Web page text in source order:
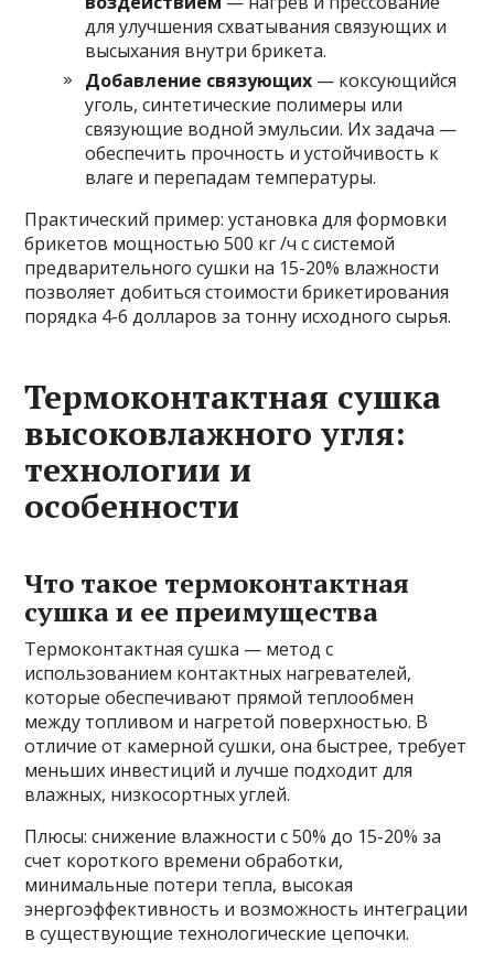
для улучшения схватывания связующих и
высыхания внутри брикета.
Добавление связующих — коксующийся
уголь, синтетические полимеры или
связующие водной эмульсии. Их задача —
обеспечить прочность и устойчивость к
влаге и перепадам температуры.
Практический пример: установка для формовки
брикетов мощностью 500 кг /ч с системой
предварительного сушки на 15-20% влажности
позволяет добиться стоимости брикетирования
порядка 4-6 долларов за тонну исходного сырья.
Термоконтактная сушка
высоковлажного угля:
технологии и
особенности
Что такое термоконтактная
сушка и ее преимущества
Термоконтактная сушка — метод с
использованием контактных нагревателей,
которые обеспечивают прямой теплообмен
между топливом и нагретой поверхностью. В
отличие от камерной сушки, она быстрее, требует
меньших инвестиций и лучше подходит для
влажных, низкосортных углей.
Плюсы: снижение влажности с 50% до 15-20% за
счет короткого времени обработки,
минимальные потери тепла, высокая
энергоэффективность и возможность интеграции
в существующие технологические цепочки.